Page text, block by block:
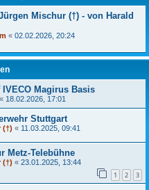
Mischur (†) - von Harald
« 02.02.2026, 20:24
Magirus Basis
« 18.02.2026, 17:01
Stuttgart
(†) « 11.03.2025, 09:41
Metz-Telebühne
(†) « 23.01.2025, 13:44
1 2 3